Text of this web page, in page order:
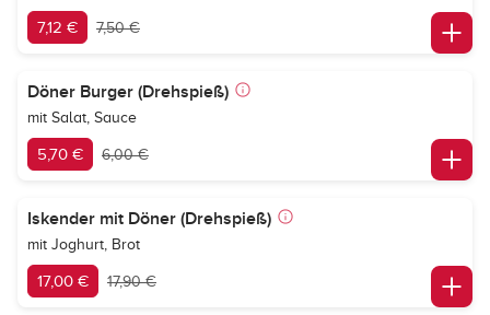
7,12 € 7,50 €
Döner Burger (Drehspieß)
mit Salat, Sauce
5,70 € 6,00 €
Iskender mit Döner (Drehspieß)
mit Joghurt, Brot
17,00 € 17,90 €